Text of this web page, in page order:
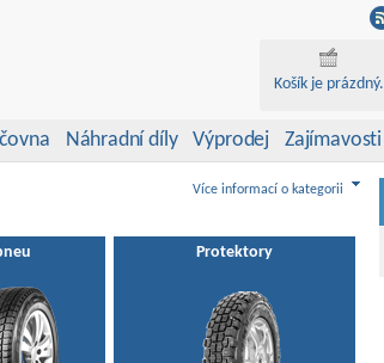
Košík je prázdný.
Náhradní díly Výprodej Zajímavosti
Více informací o kategorii
Protektory